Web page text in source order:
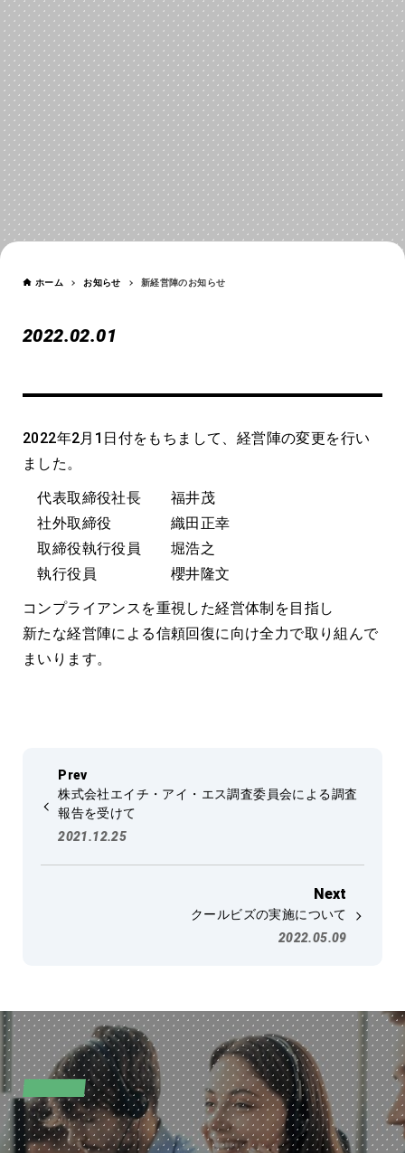
お知らせ
NEWS
ホーム お知らせ 新経営陣のお知らせ
2022.02.01
新経営陣のお知らせ
2022年2月1日付をもちまして、経営陣の変更を行い
ました。
代表取締役社長 福井茂
社外取締役 織田正幸
取締役執行役員 堀浩之
執行役員 櫻井隆文
コンプライアンスを重視した経営体制を目指し
新たな経営陣による信頼回復に向け全力で取り組んで
まいります。
株式会社エイチ・アイ・エス調査委員会による調査
報告を受けて
2021.12.25
クールビズの実施について
2022.05.09
CONTACT
お問い合わせ